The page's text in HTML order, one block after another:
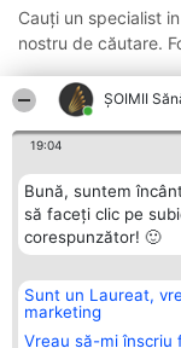
ŞOIMII
19:04
Bună, suntem
să faceți clic pe
corespunzător! 🙂
Sunt un Laureat,
marketing
Vreau să-mi înscriu
Cauți un specialist
nostru de căutare.
Organizator Ranking
BRIGHT SOLUTIONS BR SRL
Aleea Timisul De Sus 2 Bl.